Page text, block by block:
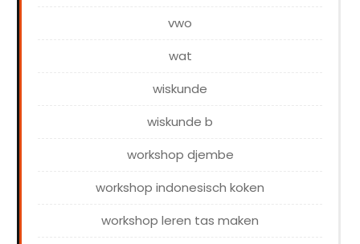
vwo
wat
wiskunde
wiskunde b
workshop djembe
workshop indonesisch koken
workshop leren tas maken